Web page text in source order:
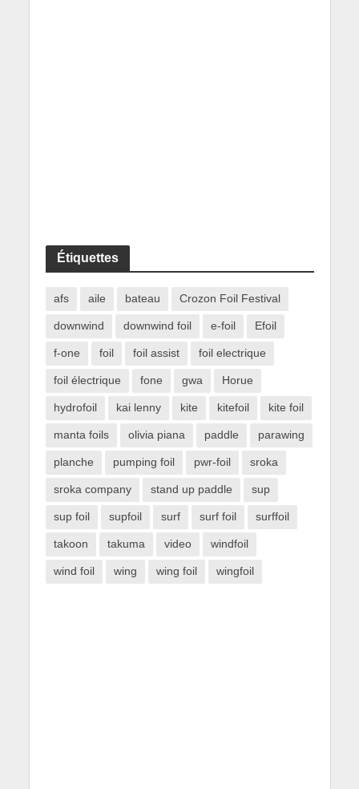
Étiquettes
afs aile bateau Crozon Foil Festival
downwind downwind foil e-foil Efoil
f-one foil foil assist foil electrique
foil électrique fone gwa Horue
hydrofoil kai lenny kite kitefoil kite foil
manta foils olivia piana paddle parawing
planche pumping foil pwr-foil sroka
sroka company stand up paddle sup
sup foil supfoil surf surf foil surffoil
takoon takuma video windfoil
wind foil wing wing foil wingfoil